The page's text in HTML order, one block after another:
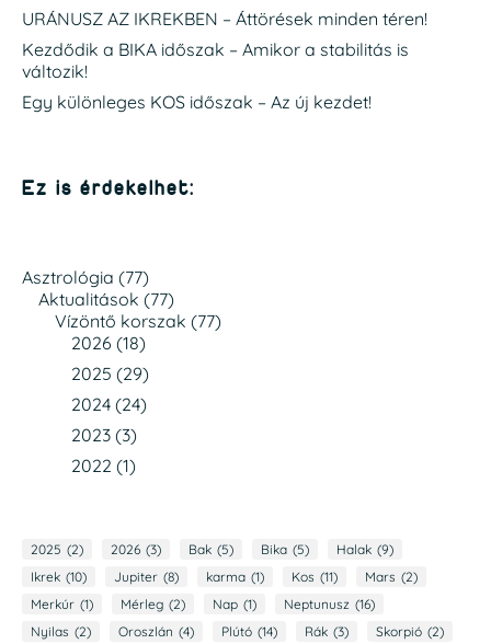
URÁNUSZ AZ IKREKBEN – Áttörések minden téren!
Kezdődik a BIKA időszak – Amikor a stabilitás is
változik!
Egy különleges KOS időszak – Az új kezdet!
Ez is érdekelhet:
Asztrológia (77)
Aktualitások (77)
Vízöntő korszak (77)
2026 (18)
2025 (29)
2024 (24)
2023 (3)
2022 (1)
2025 (2) 2026 (3) Bak (5) Bika (5) Halak (9)
Ikrek (10) Jupiter (8) karma (1) Kos (11) Mars (2)
Merkúr (1) Mérleg (2) Nap (1) Neptunusz (16)
Nyilas (2) Oroszlán (4) Plútó (14) Rák (3) Skorpió (2)